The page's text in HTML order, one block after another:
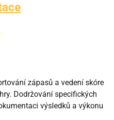
zápasů a vedení skóre
Dodržování specifických
výsledků a výkonu